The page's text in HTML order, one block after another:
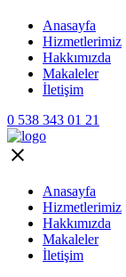
Anasayfa
Hizmetlerimiz
Hakkımızda
Makaleler
İletişim
0 538 343 01 21
Anasayfa
Hizmetlerimiz
Hakkımızda
Makaleler
İletişim